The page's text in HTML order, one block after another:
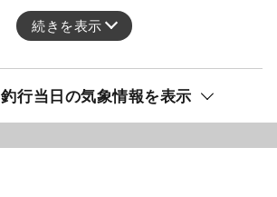
続きを表示
釣行当日の気象情報を表示